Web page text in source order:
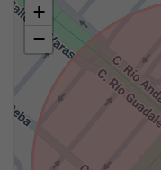
+
−